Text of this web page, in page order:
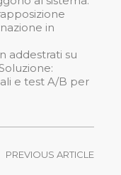
in
addestrati su
e test A/B per
PREVIOUS ARTICLE